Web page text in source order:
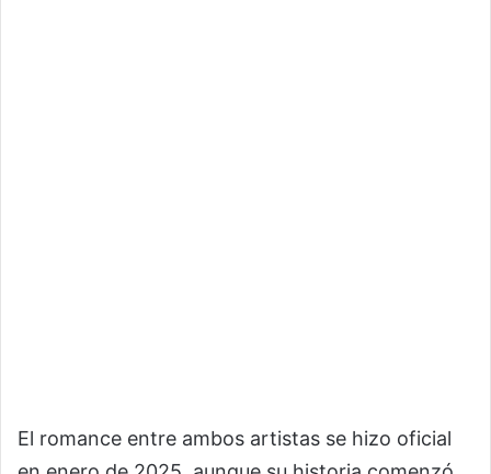
El romance entre ambos artistas se hizo oficial